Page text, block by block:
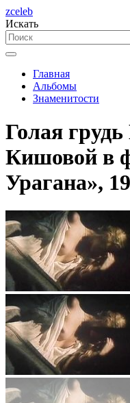
zceleb
Искать
Главная
Альбомы
Знаменитости
Голая
Кишовой в
Урагана»,